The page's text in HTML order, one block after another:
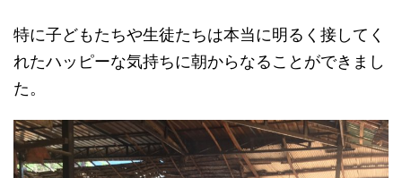
特に子どもたちや生徒たちは本当に明るく接してく
れたハッピーな気持ちに朝からなることができまし
た。